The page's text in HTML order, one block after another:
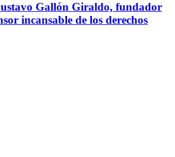
Gallón Giraldo, fundador
incansable de los derechos